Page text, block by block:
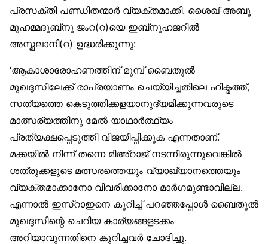
പ്രസക്തി പണ്ഡിതന്മാർ വ്യക്തമാക്കി. ശൈഖ് അബൂ
മുഹമ്മദുബ്‌നു ജംറ(റ)യെ ഇബ്‌നുഹജറിൽ
അസ്ഖലാനി(റ) ഉദ്ധരിക്കുന്നു:
‘ആകാശാരോഹണത്തിന് മുമ്പ് ബൈതുൽ
മുഖദ്ദസിലേക്ക് രാപ്രയാണം ചെയ്യിച്ചതിലെ ഹിക്മത്ത്,
സത്യത്തെ കെടുത്തിക്കളയാനുദ്യമിക്കുന്നവരുടെ
മാത്സര്യത്തിനു മേൽ യാഥാർത്ഥ്യം
പ്രത്യക്ഷപ്പെടുത്തി വിജയിപ്പിക്കുക എന്നതാണ്.
മക്കയിൽ നിന്ന് തന്നെ മിഅ്‌റാജ് നടന്നിരുന്നുവെങ്കിൽ
ശത്രുക്കളുടെ മത്സരത്തെയും വ്യാഖ്യാനത്തെയും
വ്യക്തമാക്കാനോ വിവരിക്കാനോ മാർഗമുണ്ടാവില്ല.
എന്നാൽ ഇസ്‌റാഇനെ കുറിച്ച് പറഞ്ഞപ്പോൾ ബൈതുൽ
മുഖദ്ദസിന്റെ ചെറിയ കാര്യങ്ങളടക്കം
അറിയാവുന്നതിനെ കുറിച്ചവർ ചോദിച്ചു.